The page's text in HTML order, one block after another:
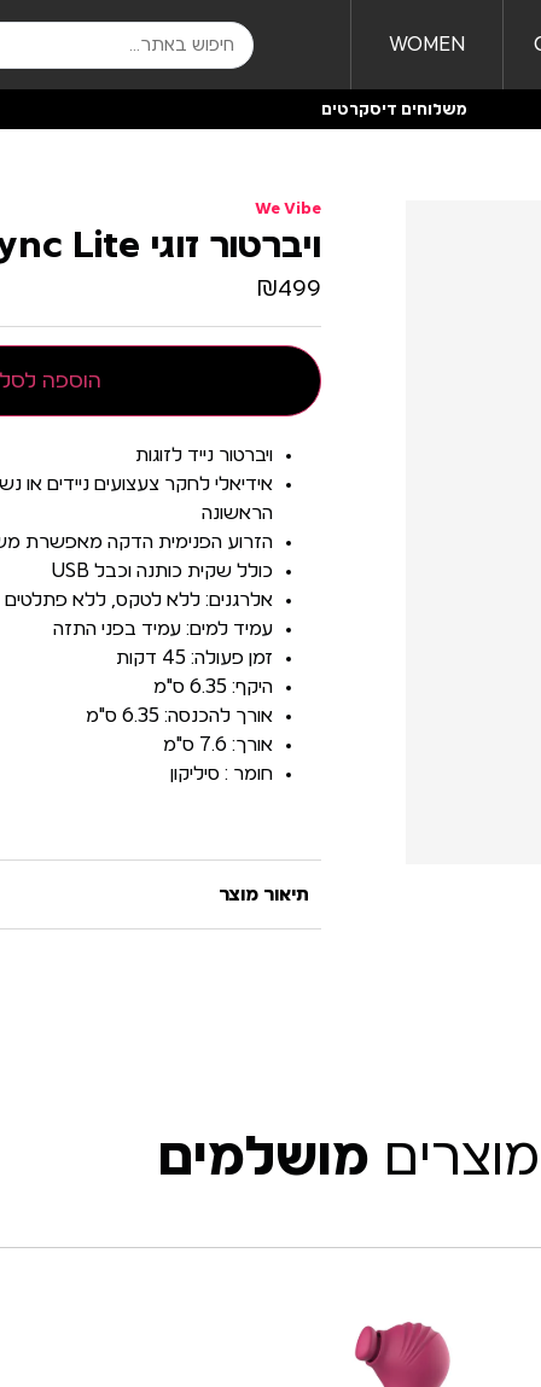
WOMEN
משלוחים דיסקרטים
We Vibe
ויברטור זוגי Sync Lite
₪499
הוספה לסל
ויברטור נייד לזוגות
אידיאלי לחקר צעצועים ניידים או
הראשונה
הזרוע הפנימית הדקה מאפשרת
כולל שקית כותנה וכבל USB
אלרגנים: ללא לטקס, ללא פתלטים
עמיד למים: עמיד בפני התזה
זמן פעולה: 45 דקות
היקף: 6.35 ס"מ
אורך להכנסה: 6.35 ס"מ
אורך: 7.6 ס"מ
חומר : סיליקון
תיאור מוצר
מושלמים